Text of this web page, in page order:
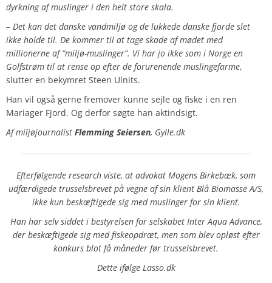
dyrkning af muslinger i den helt store skala.
– Det kan det danske vandmiljø og de lukkede danske fjorde slet
ikke holde til. De kommer til at tage skade af mødet med
millionerne af “miljø-muslinger”. Vi har jo ikke som i Norge en
Golfstrøm til at rense op efter de forurenende muslingefarme,
slutter en bekymret Steen Ulnits.
Han vil også gerne fremover kunne sejle og fiske i en ren
Mariager Fjord. Og derfor søgte han aktindsigt.
Af miljøjournalist Flemming Seiersen, Gylle.dk
Efterfølgende research viste, at advokat Mogens Birkebæk, som
udfærdigede trusselsbrevet på vegne af sin klient Blå Biomasse A/S,
ikke kun beskæftigede sig med muslinger for sin klient.
Han har selv siddet i bestyrelsen for selskabet Inter Aqua Advance,
der beskæftigede sig med fiskeopdræt, men som blev opløst efter
konkurs blot få måneder før trusselsbrevet.
Dette ifølge Lasso.dk